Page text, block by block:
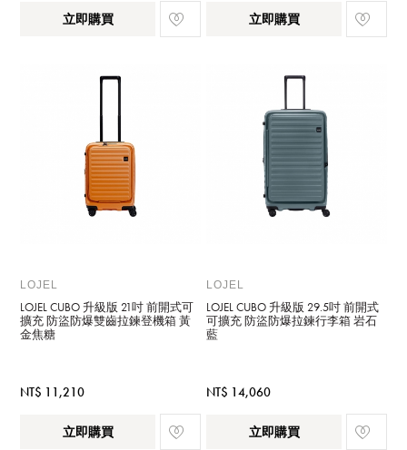
立即購買 立即購買
LOJEL
LOJEL CUBO 升級版 21吋 前開式可
擴充 防盜防爆雙齒拉鍊登機箱 黃
金焦糖
NT$ 11,210
立即購買
LOJEL
LOJEL CUBO 升級版 29.5吋 前開式
可擴充 防盜防爆拉鍊行李箱 岩石
藍
NT$ 14,060
立即購買